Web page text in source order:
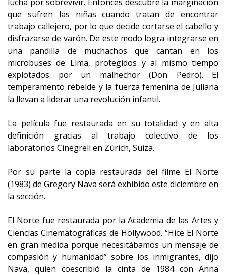
que sufren las niñas cuando tratan de encontrar
trabajo callejero, por lo que decide cortarse el cabello y
disfrazarse de varón. De este modo logra integrarse en
una pandilla de muchachos que cantan en los
microbuses de Lima, protegidos y al mismo tiempo
explotados por un malhechor (Don Pedro). El
temperamento rebelde y la fuerza femenina de Juliana
la llevan a liderar una revolución infantil.
La película fue restaurada en su totalidad y en alta
definición gracias al trabajo colectivo de los
laboratorios Cinegrell en Zúrich, Suiza.
Por su parte la copia restaurada del filme El Norte
(1983) de Gregory Nava será exhibido este diciembre en
la sección.
El Norte fue restaurada por la Academia de las Artes y
Ciencias Cinematográficas de Hollywood. “Hice El Norte
en gran medida porque necesitábamos un mensaje de
compasión y humanidad” sobre los inmigrantes, dijo
Nava, quien coescribió la cinta de 1984 con Anna